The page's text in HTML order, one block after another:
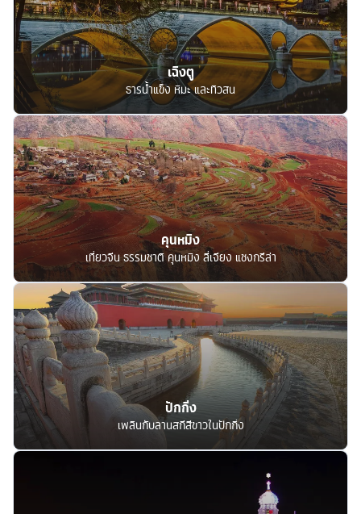
เฉิงตู
ธารน้ำแข็ง หิมะ และทิวสน
คุนหมิง
เที่ยวจีน ธรรมชาติ คุนหมิง ลี่เจียง แชงกรีล่า
ปักกิ่ง
เพลินกับลานสกีสีขาวในปักกิ่ง